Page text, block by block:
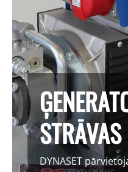
STRĀVAS
DYNASET